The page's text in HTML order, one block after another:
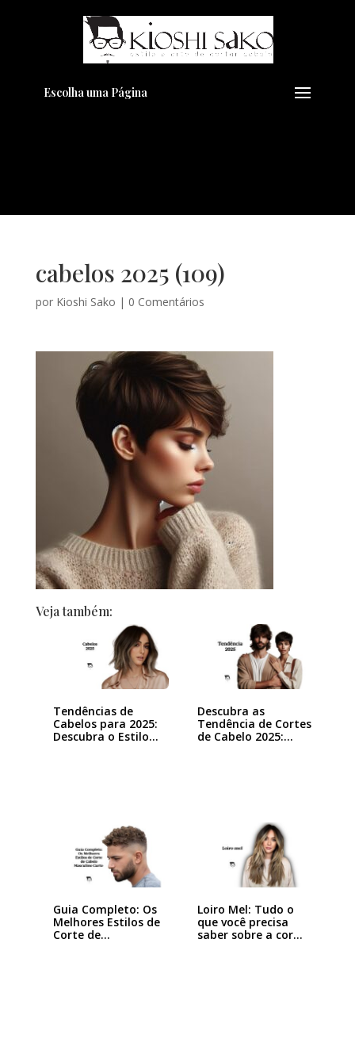
Escolha uma Página
cabelos 2025 (109)
por Kioshi Sako | 0 Comentários
Veja também:
Tendências de
Cabelos para 2025:
Descubra o Estilo…
Descubra as
Tendência de Cortes
de Cabelo 2025:…
Guia Completo: Os
Melhores Estilos de
Corte de…
Loiro Mel: Tudo o
que você precisa
saber sobre a cor…
Pensando em transformar seu
Visual??